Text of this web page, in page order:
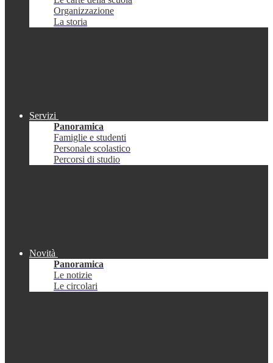
Organizzazione
La storia
Servizi
Panoramica
Famiglie e studenti
Personale scolastico
Percorsi di studio
Novità
Panoramica
Le notizie
Le circolari